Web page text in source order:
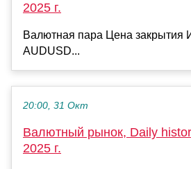
2025 г.
Валютная пара Цена закрытия
AUDUSD...
20:00, 31 Окт
Валютный рынок, Daily
2025 г.